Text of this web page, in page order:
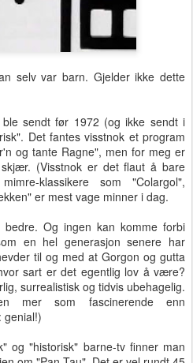
selv var barn. Gjelder ikke dette
sendt før 1972 (og ikke sendt i
Det fantes visstnok et program
og tante Ragne", men for meg er
(Visstnok er det flaut å bare
klassikere som "Colargol",
er mest vage minner i dag.
Og ingen kan komme forbi
en hel generasjon senere har
til og med at Gorgon og gutta
sart er det egentlig lov å være?
surrealistisk og tidvis ubehagelig.
mer som fascinerende enn
genial!)
og "historisk" barne-tv finner man